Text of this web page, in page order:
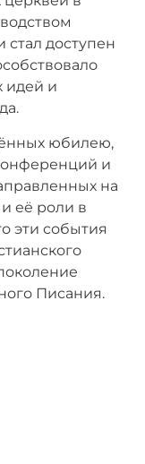
доступен
идей и
юбилею,
и
на
её роли в
эти события
Писания.